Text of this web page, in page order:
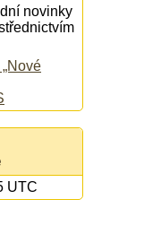
novinky
UTC